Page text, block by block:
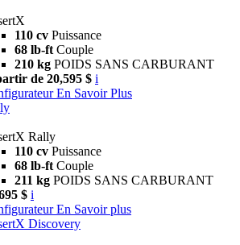
110 cv Puissance
68 lb-ft Couple
210 kg POIDS SANS CARBURANT
de 20,595 $ i
En Savoir Plus
Rally
110 cv Puissance
68 lb-ft Couple
211 kg POIDS SANS CARBURANT
$ i
En Savoir plus
Discovery